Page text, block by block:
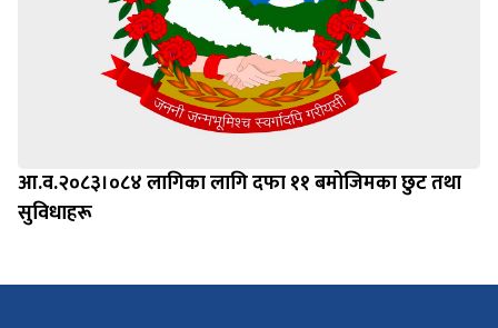
आ.व.२०८३।०८४ लागिका लागि दफा ११ बमोजिमका छुट तथा
सुविधाहरू